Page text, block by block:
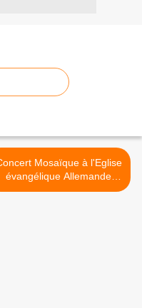
Mosaïque à l'Eglise
évangélique Allemande
Paris 9e >